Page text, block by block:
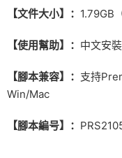
【文件大小】： 1.79GB
【使用幫助】： 中文安
【腳本兼容】： 支持
Win/Mac
【腳本編号】：